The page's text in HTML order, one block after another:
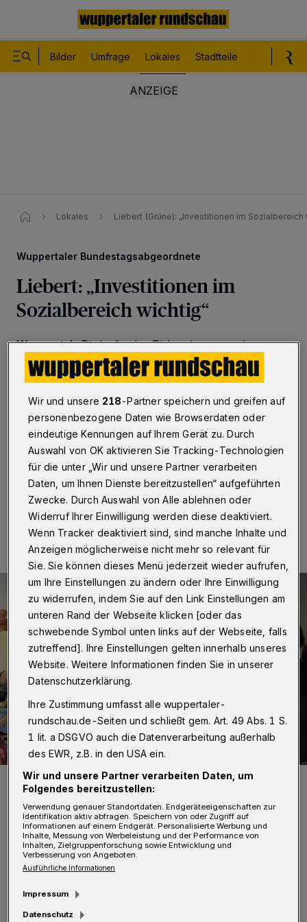
Bilder Umfrage Lokales Stadtteile
Lokales Liebert (Grüne): „Investitionen im Sozialbereich
Wuppertaler Bundestagsabgeordnete
Liebert: „Investitionen im
Sozialbereich wichtig“
Wuppertal·Die laufenden Diskussionen um den
Bundeshaushalt sorgen insbesondere auch in
Wuppertal für Sorgenfalten bei Trägern und Vereinen.
„Bei uns herrscht schon ein bisschen Panik“,
erläuterten Iris Panknin, Barbara Steins und Florian
Schäfer von „alpha“ im Gespräch mit der grünen
Bundestagsabgeordneten Anja Liebert die Situation des
Vereins mit Sitz an der Heinz-Kluncker-Straße in
Unterbarmen.
28.09.2023 , 09:00 Uhr Eine Minute Lesezeit
Anja Liebert (li.) besuchte „alpha e.V“. Iris Panknin, Florian Schäfer
und Barbara Steins machten die Wichtigkeit der Zuwendungen
Foto: Grüne
B
ereits jetzt habe es Einbußen gegeben.
Wir und unsere 218-Partner speichern und greifen auf
personenbezogene Daten wie Browserdaten oder
eindeutige Kennungen auf Ihrem Gerät zu. Durch
Auswahl von OK aktivieren Sie Tracking-Technologien
für die unter „Wir und unsere Partner verarbeiten
Daten, um Ihnen Dienste bereitzustellen“ aufgeführten
Zwecke. Durch Auswahl von Alle ablehnen oder
Widerruf Ihrer Einwilligung werden diese deaktiviert.
Wenn Tracker deaktiviert sind, sind manche Inhalte und
Anzeigen möglicherweise nicht mehr so relevant für
Sie. Sie können dieses Menü jederzeit wieder aufrufen,
um Ihre Einstellungen zu ändern oder Ihre Einwilligung
zu widerrufen, indem Sie auf den Link Einstellungen am
unteren Rand der Webseite klicken [oder das
schwebende Symbol unten links auf der Webseite, falls
zutreffend]. Ihre Einstellungen gelten innerhalb unseres
Website. Weitere Informationen finden Sie in unserer
Datenschutzerklärung.
Ihre Zustimmung umfasst alle wuppertaler-
rundschau.de-Seiten und schließt gem. Art. 49 Abs. 1 S.
1 lit. a DSGVO auch die Datenverarbeitung außerhalb
des EWR, z.B. in den USA ein.
Wir und unsere Partner verarbeiten Daten, um
Folgendes bereitzustellen:
Verwendung genauer Standortdaten. Endgeräteeigenschaften zur
Identifikation aktiv abfragen. Speichern von oder Zugriff auf
Informationen auf einem Endgerät. Personalisierte Werbung und
Inhalte, Messung von Werbeleistung und der Performance von
Inhalten, Zielgruppenforschung sowie Entwicklung und
Verbesserung von Angeboten.
Ausführliche Informationen
Impressum
Datenschutz